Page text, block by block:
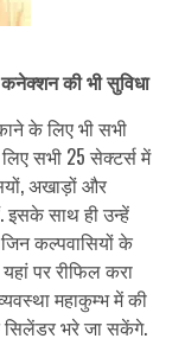
की भी सुविधा
के लिए भी सभी
सभी 25 सेक्टर्स में
अखाड़ों और
साथ ही उन्हें
कल्पवासियों के
पर रीफिल करा
महाकुम्भ में की
सिलेंडर भरे जा सकेंगे.